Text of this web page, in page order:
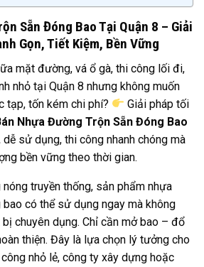
Sẵn Đóng Bao Tại Quận 8 – Giải
Gọn, Tiết Kiệm, Bền Vững
mặt đường, vá ổ gà, thi công lối đi,
nhỏ tại Quận 8 nhưng không muốn
tạp, tốn kém chi phí?
Giải pháp tối
Nhựa Đường Trộn Sẵn Đóng Bao
dễ sử dụng, thi công nhanh chóng mà
bền vững theo thời gian.
truyền thống, sản phẩm nhựa
có thể sử dụng ngay mà không
chuyên dụng. Chỉ cần mở bao – đổ
thiện. Đây là lựa chọn lý tưởng cho
nhỏ lẻ, công ty xây dựng hoặc